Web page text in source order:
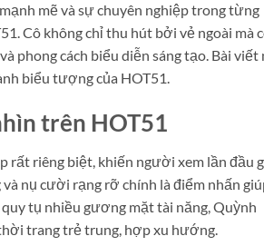
mẽ và sự chuyên nghiệp trong từng
Cô không chỉ thu hút bởi vẻ ngoài mà
phong cách biểu diễn sáng tạo. Bài viết
biểu tượng của HOT51.
trên HOT51
rất riêng biệt, khiến người xem lần đầu
nụ cười rạng rỡ chính là điểm nhấn
quy tụ nhiều gương mặt tài năng, Quỳnh
trang trẻ trung, hợp xu hướng.